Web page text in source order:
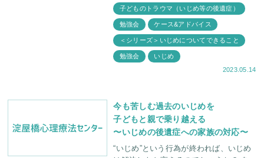
に・・・ いじめは解決できたと思って
いたのに・・・ いじめられたことをき
っか
子どものトラウマ（いじめ等の後遺症）
勉強会 ケース&アドバイス
＜シリーズ＞いじめについてできること
勉強会
いじめ
2023.05.14
今も苦しむ過去のいじめを
子どもと親で乗り越える
〜いじめの後遺症への家族の対応〜
“いじめ”という行為が終われば、いじめ